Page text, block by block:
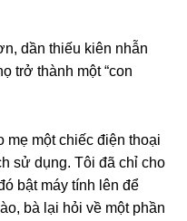
dần thiếu kiên nhẫn
trở thành một “con
mẹ một chiếc điện thoại
ѕử dụng. Tôi đã chỉ cho
bật máy tính lên để
bà lại hỏi về một phần